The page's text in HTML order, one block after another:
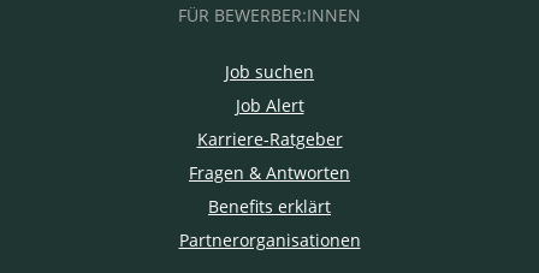
FÜR BEWERBER:INNEN
Job suchen
Job Alert
Karriere-Ratgeber
Fragen & Antworten
Benefits erklärt
Partnerorganisationen